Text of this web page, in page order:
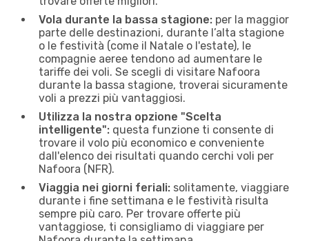
Vola durante la bassa stagione: per la maggior
parte delle destinazioni, durante l’alta stagione
o le festività (come il Natale o l'estate), le
compagnie aeree tendono ad aumentare le
tariffe dei voli. Se scegli di visitare Nafoora
durante la bassa stagione, troverai sicuramente
voli a prezzi più vantaggiosi.
Utilizza la nostra opzione "Scelta
intelligente": questa funzione ti consente di
trovare il volo più economico e conveniente
dall'elenco dei risultati quando cerchi voli per
Nafoora (NFR).
Viaggia nei giorni feriali: solitamente, viaggiare
durante i fine settimana e le festività risulta
sempre più caro. Per trovare offerte più
vantaggiose, ti consigliamo di viaggiare per